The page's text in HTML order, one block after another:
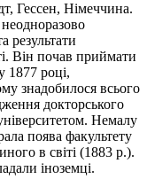
Гессен, Німеччина.
результати
Він почав приймати
1877 році,
знадобилося всього
докторського
Немалу
поява факультету
в світі (1883 р.).
іноземці.